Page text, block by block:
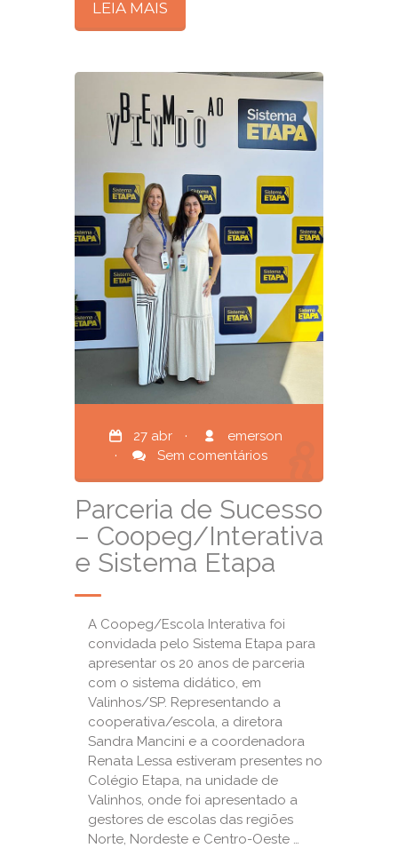
LEIA MAIS
27 abr ·
emerson
·
Sem comentários
Parceria de Sucesso
– Coopeg/Interativa
e Sistema Etapa
A Coopeg/Escola Interativa foi
convidada pelo Sistema Etapa para
apresentar os 20 anos de parceria
com o sistema didático, em
Valinhos/SP. Representando a
cooperativa/escola, a diretora
Sandra Mancini e a coordenadora
Renata Lessa estiveram presentes no
Colégio Etapa, na unidade de
Valinhos, onde foi apresentado a
gestores de escolas das regiões
Norte, Nordeste e Centro-Oeste …